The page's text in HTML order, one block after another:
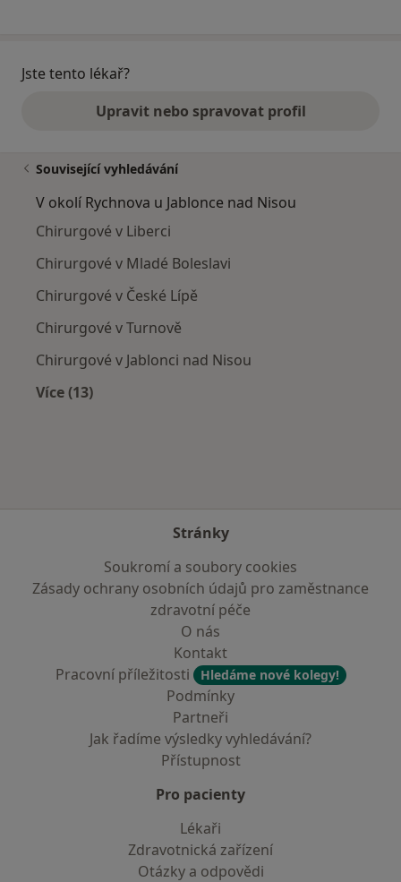
Jste tento lékař?
Upravit nebo spravovat profil
Související vyhledávání
V okolí Rychnova u Jablonce nad Nisou
Chirurgové v Liberci
Chirurgové v Mladé Boleslavi
Chirurgové v České Lípě
Chirurgové v Turnově
Chirurgové v Jablonci nad Nisou
Více (13)
Stránky
Soukromí a soubory cookies
Zásady ochrany osobních údajů pro zaměstnance
zdravotní péče
O nás
Kontakt
Pracovní příležitosti
Hledáme nové kolegy!
Podmínky
Partneři
Jak řadíme výsledky vyhledávání?
Přístupnost
Pro pacienty
Lékaři
Zdravotnická zařízení
Otázky a odpovědi